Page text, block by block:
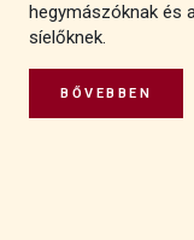
hegymászóknak és
síelőknek.
BŐVEBBEN